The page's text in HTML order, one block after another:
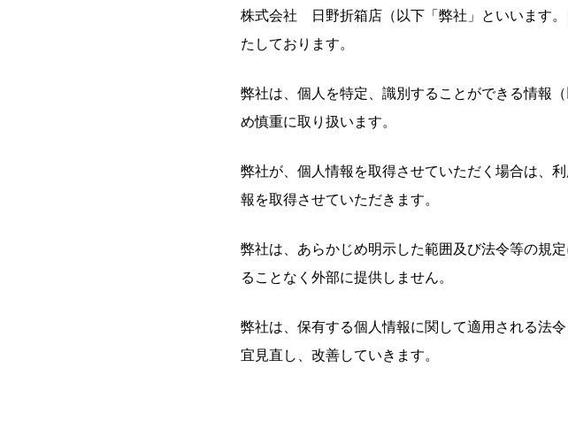
株式会社 日野折箱店（以下「弊社」といいます
たしております。
弊社は、個人を特定、識別することができる情報
め慎重に取り扱います。
弊社が、個人情報を取得させていただく場合は、
報を取得させていただきます。
弊社は、あらかじめ明示した範囲及び法令等の規
ることなく外部に提供しません。
弊社は、保有する個人情報に関して適用される法
宜見直し、改善していきます。